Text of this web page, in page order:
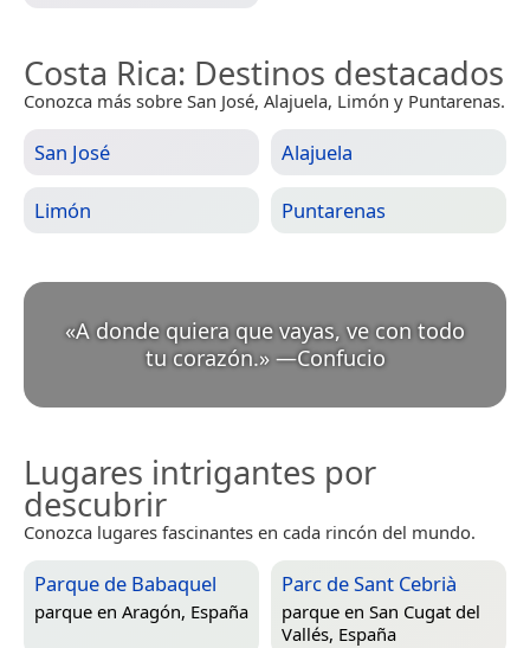
Costa Rica: Destinos destacados
Conozca más sobre San José, Alajuela, Limón y Puntarenas.
San José Alajuela
Limón Puntarenas
«A donde quiera que vayas, ve con todo
tu corazón.» —Confucio
Lugares intrigantes por
descubrir
Conozca lugares fascinantes en cada rincón del mundo.
Parque de Babaquel
parque en Aragón, España
Parc de Sant Cebrià
parque en San Cugat del
Vallés, España